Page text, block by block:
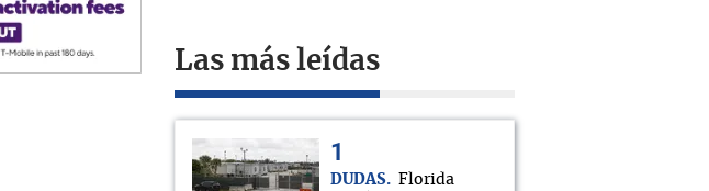
Las más leídas
DUDAS
Florida